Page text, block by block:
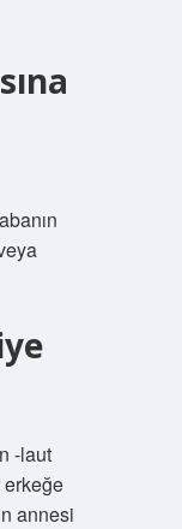
-laut
erkeğe
annesi